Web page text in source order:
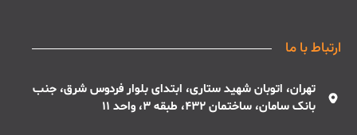
ارتباط با ما
تهران، اتوبان شهید ستاری، ابتدای بلوار فردوس شرق، جنب
بانک سامان، ساختمان 432، طبقه 3، واحد 11